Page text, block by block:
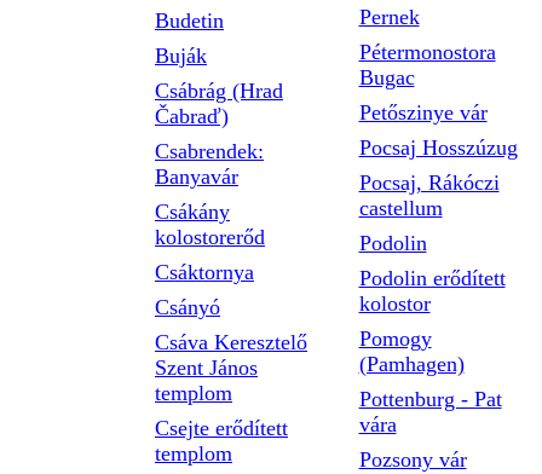
Budetin
Buják
Csábrág (Hrad
Čabraď)
Csabrendek:
Banyavár
Csákány
kolostorerőd
Csáktornya
Csányó
Csáva Keresztelő
Szent János
templom
Csejte erődített
templom
Pernek
Pétermonostora
Bugac
Petőszinye vár
Pocsaj Hosszúzug
Pocsaj, Rákóczi
castellum
Podolin
Podolin erődített
kolostor
Pomogy
(Pamhagen)
Pottenburg - Pat
vára
Pozsony vár